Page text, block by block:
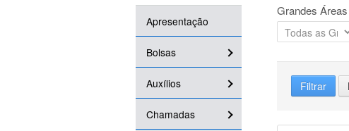
Apresentação
Bolsas
Auxílios
Chamadas
Grandes Áreas
Filtrar